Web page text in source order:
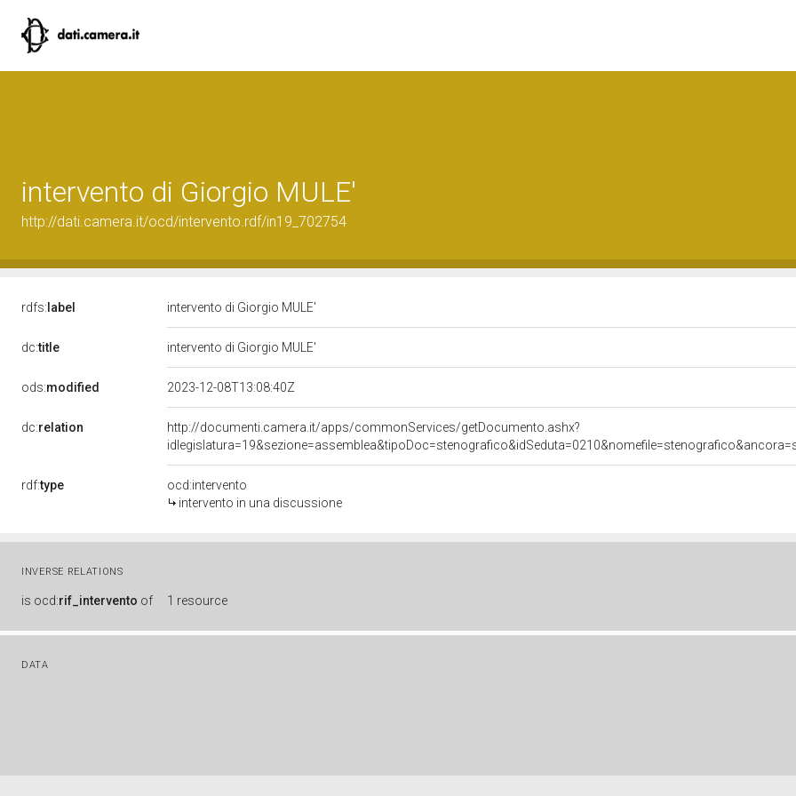
intervento di Giorgio MULE'
http://dati.camera.it/ocd/intervento.rdf/in19_702754
rdfs: label intervento di Giorgio MULE'
dc:title intervento di Giorgio MULE'
ods:modified 2023-12-08T13:08:40Z
dc:relation
http://documenti.camera.it/apps/commonServices/getDocumento.ashx?
rdf:type
ocd:intervento
intervento in una discussione
INVERSE RELATIONS
is ocd:rif_intervento of 1 resource
DATA